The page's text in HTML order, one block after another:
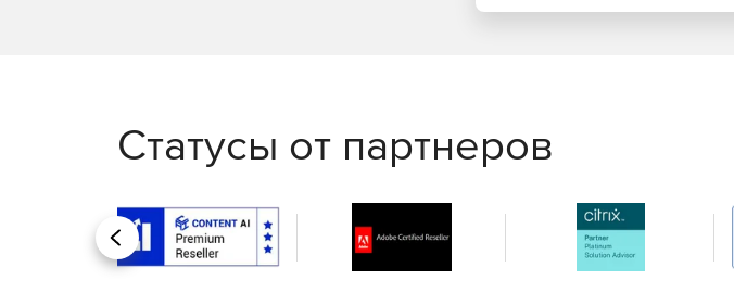
Статусы от партнеров
Назад